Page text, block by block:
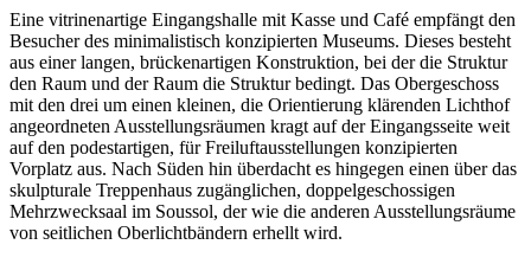
Eine vitrinenartige Eingangshalle mit Kasse und Café empfängt den
Besucher des minimalistisch konzipierten Museums. Dieses besteht
aus einer langen, brückenartigen Konstruktion, bei der die Struktur
den Raum und der Raum die Struktur bedingt. Das Obergeschoss
mit den drei um einen kleinen, die Orientierung klärenden Lichthof
angeordneten Ausstellungsräumen kragt auf der Eingangsseite weit
auf den podestartigen, für Freiluftausstellungen konzipierten
Vorplatz aus. Nach Süden hin überdacht es hingegen einen über das
skulpturale Treppenhaus zugänglichen, doppelgeschossigen
Mehrzwecksaal im Soussol, der wie die anderen Ausstellungsräume
von seitlichen Oberlichtbändern erhellt wird.